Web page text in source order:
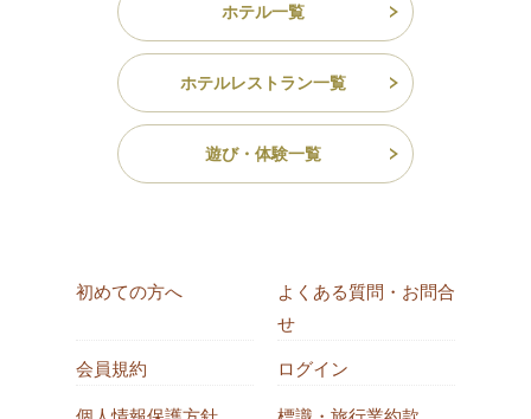
ホテル一覧
ホテルレストラン一覧
遊び・体験一覧
初めての方へ
よくある質問・お問合
せ
会員規約 ログイン